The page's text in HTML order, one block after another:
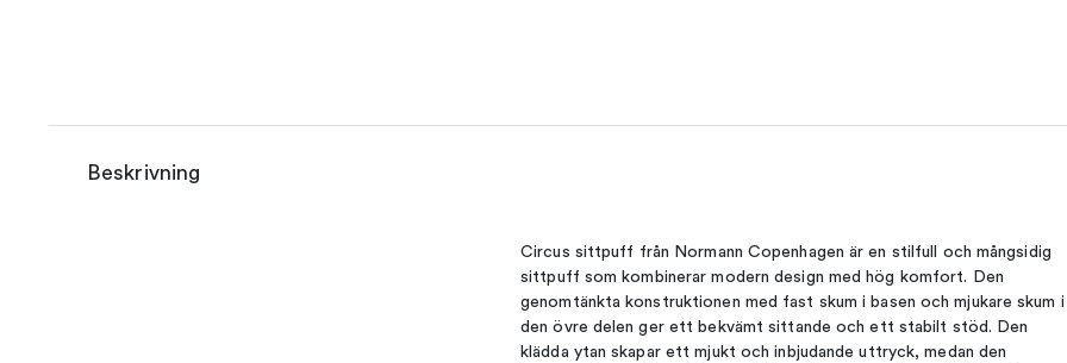
Beskrivning
Circus sittpuff från Normann Copenhagen är en stilfull och mångsidig
sittpuff som kombinerar modern design med hög komfort. Den
genomtänkta konstruktionen med fast skum i basen och mjukare skum i
den övre delen ger ett bekvämt sittande och ett stabilt stöd. Den
klädda ytan skapar ett mjukt och inbjudande uttryck, medan den